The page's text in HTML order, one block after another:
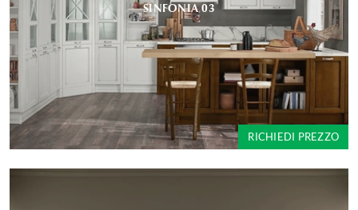
SINFONIA 03
RICHIEDI PREZZO